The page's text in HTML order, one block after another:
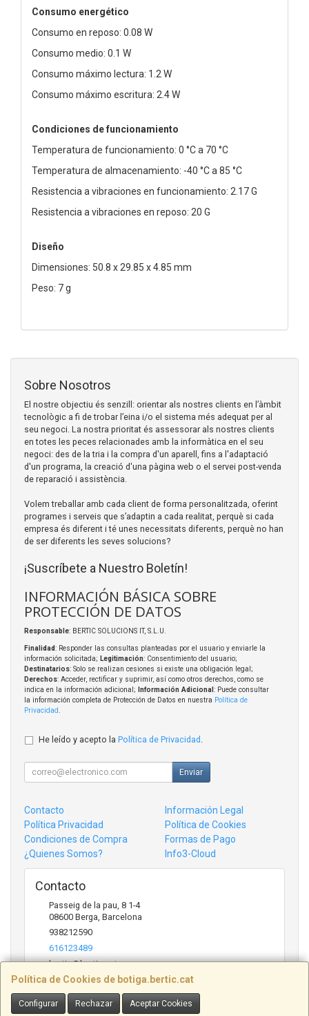
Consumo energético
Consumo en reposo: 0.08 W
Consumo medio: 0.1 W
Consumo máximo lectura: 1.2 W
Consumo máximo escritura: 2.4 W
Condiciones de funcionamiento
Temperatura de funcionamiento: 0 °C a 70 °C
Temperatura de almacenamiento: -40 °C a 85 °C
Resistencia a vibraciones en funcionamiento: 2.17 G
Resistencia a vibraciones en reposo: 20 G
Diseño
Dimensiones: 50.8 x 29.85 x 4.85 mm
Peso: 7 g
Política de Cookies de botiga.bertic.cat
Configurar Rechazar Aceptar Cookies
Sobre Nosotros
El nostre objectiu és senzill: orientar als nostres clients en l’àmbit
tecnològic a fi de trobar l’eina i/o el sistema més adequat per al
seu negoci. La nostra prioritat és assessorar als nostres clients
en totes les peces relacionades amb la informàtica en el seu
negoci: des de la tria i la compra d'un aparell, fins a l'adaptació
d'un programa, la creació d'una pàgina web o el servei post-venda
de reparació i assistència.
Volem treballar amb cada client de forma personalitzada, oferint
programes i serveis que s’adaptin a cada realitat, perquè si cada
empresa és diferent i té unes necessitats diferents, perquè no han
de ser diferents les seves solucions?
¡Suscríbete a Nuestro Boletín!
INFORMACIÓN BÁSICA SOBRE
PROTECCIÓN DE DATOS
Responsable: BERTIC SOLUCIONS IT, S.L.U.
Finalidad: Responder las consultas planteadas por el usuario y enviarle la
información solicitada; Legitimación: Consentimiento del usuario;
Destinatarios: Solo se realizan cesiones si existe una obligación legal;
Derechos: Acceder, rectificar y suprimir, así como otros derechos, como se
indica en la información adicional;
Información Adicional : Puede consultar
la información completa de Protección de Datos en nuestra Política de
Privacidad
He leído y acepto la Política de Privacidad
Enviar
Contacto
Información Legal
Política Privacidad
Política de Cookies
Condiciones de Compra
Formas de Pago
¿Quienes Somos?
Info3-Cloud
Contacto
Passeig de la pau, 8 1-4
08600 Berga Barcelona
938212590
616123489
bertic@bertic.cat
Horario